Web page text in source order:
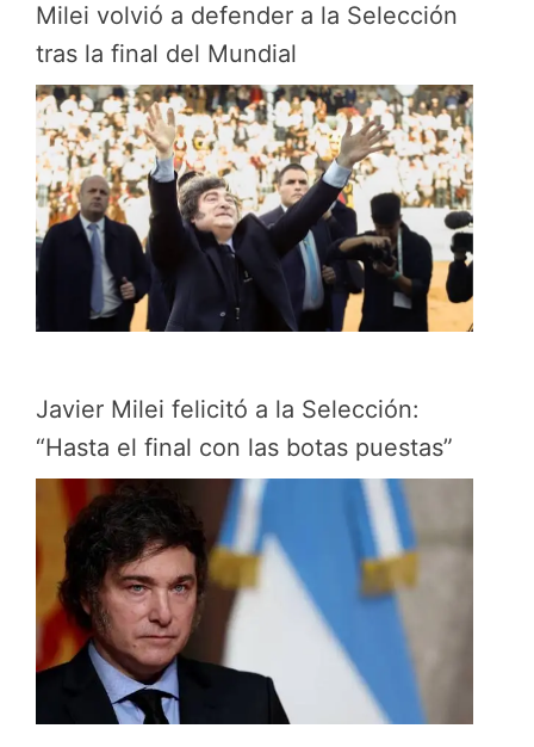
Milei volvió a defender a la Selección
tras la final del Mundial
Javier Milei felicitó a la Selección:
“Hasta el final con las botas puestas”